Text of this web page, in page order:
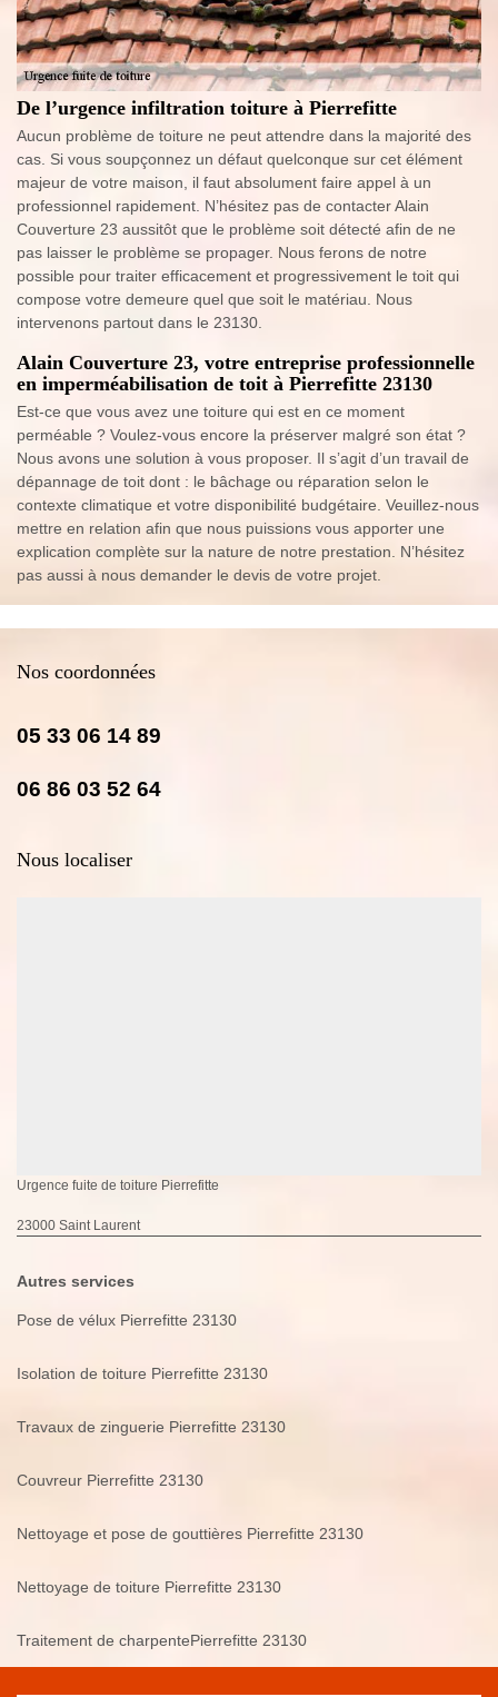
De l’urgence infiltration toiture à Pierrefitte
Aucun problème de toiture ne peut attendre dans la majorité des
cas. Si vous soupçonnez un défaut quelconque sur cet élément
majeur de votre maison, il faut absolument faire appel à un
professionnel rapidement. N’hésitez pas de contacter Alain
Couverture 23 aussitôt que le problème soit détecté afin de ne
pas laisser le problème se propager. Nous ferons de notre
possible pour traiter efficacement et progressivement le toit qui
compose votre demeure quel que soit le matériau. Nous
intervenons partout dans le 23130.
Alain Couverture 23, votre entreprise professionnelle
en imperméabilisation de toit à Pierrefitte 23130
Est-ce que vous avez une toiture qui est en ce moment
perméable ? Voulez-vous encore la préserver malgré son état ?
Nous avons une solution à vous proposer. Il s’agit d’un travail de
dépannage de toit dont : le bâchage ou réparation selon le
contexte climatique et votre disponibilité budgétaire. Veuillez-nous
mettre en relation afin que nous puissions vous apporter une
explication complète sur la nature de notre prestation. N’hésitez
pas aussi à nous demander le devis de votre projet.
Nos coordonnées
05 33 06 14 89
06 86 03 52 64
Nous localiser
Urgence fuite de toiture Pierrefitte
23000 Saint Laurent
Autres services
Pose de vélux Pierrefitte 23130
Isolation de toiture Pierrefitte 23130
Travaux de zinguerie Pierrefitte 23130
Couvreur Pierrefitte 23130
Nettoyage et pose de gouttières Pierrefitte 23130
Nettoyage de toiture Pierrefitte 23130
Traitement de charpentePierrefitte 23130